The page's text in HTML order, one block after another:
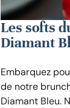
Les softs
Diamant
Embarquez
de notre
Diamant Bleu.